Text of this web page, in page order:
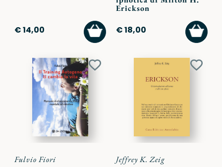
€ 14,00
AGGIUNGI
AL
CARRELLO
Erickson
€ 18,00
AL
Aggiungi
Fulvio Fiori
Jeffrey K. Zeig